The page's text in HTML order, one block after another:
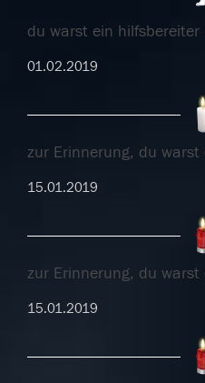
du warst ein
01.02.2019
zur Erinnerung, du warst
15.01.2019
zur Erinnerung, du warst
15.01.2019